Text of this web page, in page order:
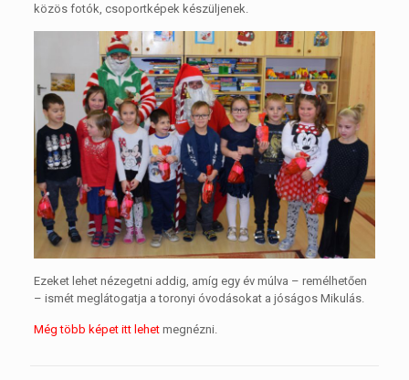
közös fotók, csoportképek készüljenek.
Ezeket lehet nézegetni addig, amíg egy év múlva – remélhetően
– ismét meglátogatja a toronyi óvodásokat a jóságos Mikulás.
Még több képet itt lehetmegnézni.